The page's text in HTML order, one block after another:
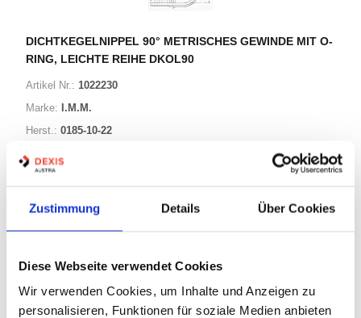
Zustimmung Details Über Cookies
Diese Webseite verwendet Cookies
Wir verwenden Cookies, um Inhalte und Anzeigen zu
personalisieren, Funktionen für soziale Medien anbieten
DICHTKEGELNIPPEL 90° METRISCHES GEWINDE MIT O-
RING, LEICHTE REIHE DKOL90
Artikel Nr.: 1022230
Marke: I.M.M.
Herst.: 0185-10-22
Bezeichnung:
32 Varianten
Auf Lager
Lager anzeigen